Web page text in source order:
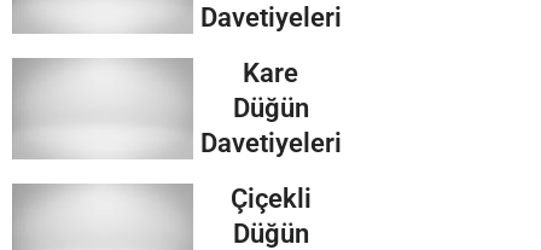
Davetiyeleri
Kare
Düğün
Davetiyeleri
Çiçekli
Düğün